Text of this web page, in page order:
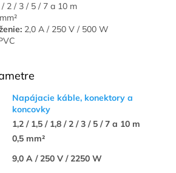
/ 2 / 3 / 5 / 7 a 10 m
2,0 A / 250 V / 500 W
Napájacie káble, konektory a
koncovky
1,2 / 1,5 / 1,8 / 2 / 3 / 5 / 7 a 10 m
0,5 mm²
9,0 A / 250 V / 2250 W